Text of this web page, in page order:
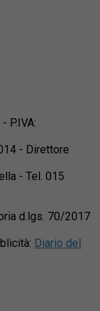
P.IVA:
- Direttore
- Tel. 015
d.lgs. 70/2017
Diario del